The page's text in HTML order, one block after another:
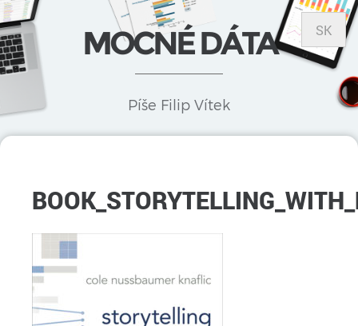
MOCNÉ DÁTA
Píše Filip Vítek
SK